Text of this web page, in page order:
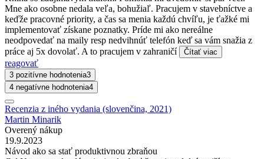
Mne ako osobne nedala veľa, bohužiaľ. Pracujem v stavebníctve a
keďže pracovné priority, a čas sa menia každú chvíľu, je ťažké mi
implementovať získane poznatky. Príde mi ako nereálne
neodpovedať na maily resp nedvihnúť telefón keď sa vám snažia z
práce aj 5x dovolať. A to pracujem v zahraničí
Čítať viac
reagovať
3 pozitívne hodnotenia3
4 negatívne hodnotenia4
Recenzia z iného vydania (slovenčina, 2021)
Martin Minarik
Overený nákup
19.9.2023
Návod ako sa stať produktivnou zbraňou